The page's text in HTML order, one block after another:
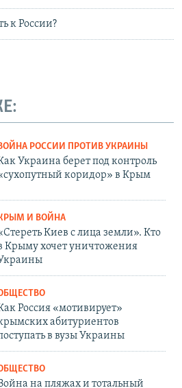
к России?
РОССИИ ПРОТИВ УКРАИНЫ
Украина берет под контроль
коридор» в Крым
И ВОЙНА
Киев с лица земли». Кто
Крыму хочет уничтожения
Россия «мотивирует»
абитуриентов
в вузы Украины
на пляжах и тотальный